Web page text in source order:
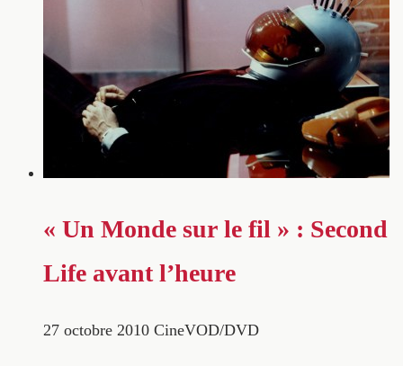
« Un Monde sur le fil » : Second
Life avant l’heure
27 octobre 2010 CineVOD/DVD